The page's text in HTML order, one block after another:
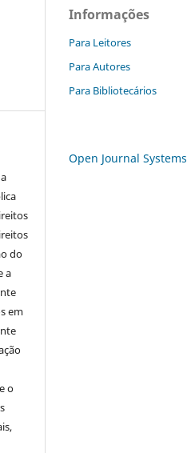
do
a
em
o
Informações
Para Leitores
Para Autores
Para Bibliotecários
Open Journal Systems